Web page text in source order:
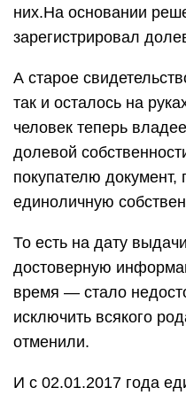
них.На основании
зарегистрировал
А старое
так и осталось на
человек теперь
долевой
покупателю
единоличную
То есть на дату
достоверную
время — стало
исключить всякого
отменили.
И с 02.01.2017 года